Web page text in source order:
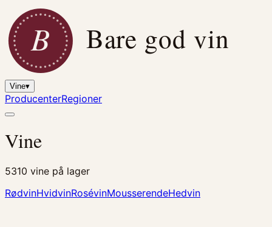
B Bare god vin
Vine▾
ProducenterRegioner
Vine
5310 vine på lager
RødvinHvidvinRosévinMousserendeHedvin